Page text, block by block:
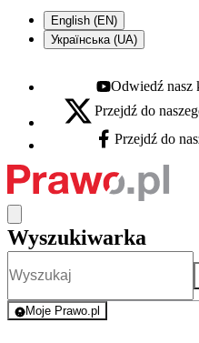
English (EN)
Українська (UA)
Youtube - otwiera się
Odwiedź nasz
X - otwiera się w nowej karcie
Przejdź do
Facebook - otwiera się
Przejdź do
Wyszukiwarka
Moje Prawo.pl
- rejestracja i logowanie do